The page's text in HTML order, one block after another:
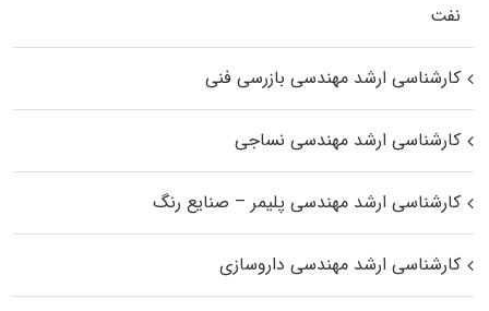
نفت
کارشناسی ارشد مهندسی بازرسی فنی
کارشناسی ارشد مهندسی نساجی
کارشناسی ارشد مهندسی پلیمر – صنایع رنگ
کارشناسی ارشد مهندسی داروسازی